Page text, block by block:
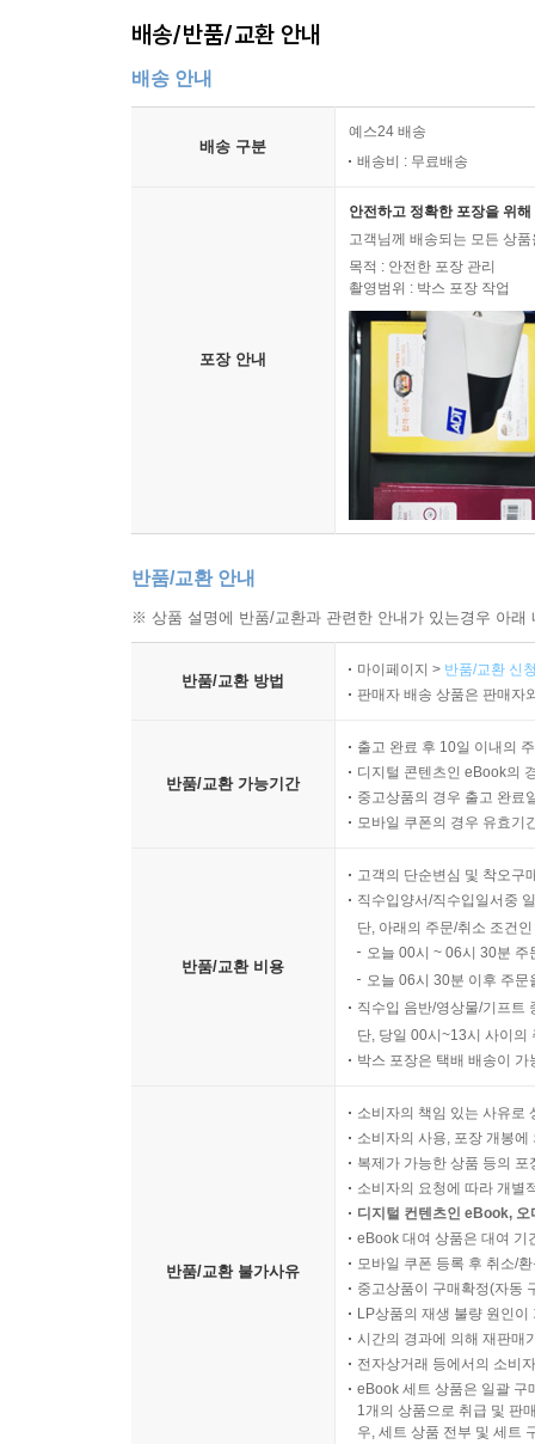
배송/반품/교환 안내
배송 안내
배송 구분
예스24 배송
배송비 : 무료배송
포장 안내
안전하고 정확한 포장을 위
고객님께 배송되는 모든 상
목적 : 안전한 포장 관리
촬영범위 : 박스 포장 작업
반품/교환 안내
※ 상품 설명에 반품/교환과 관련한 안내가 있는경우 아
반품/교환 방법
마이페이지 > 반품/교환 신
판매자 배송 상품은 판매자
반품/교환 가능기간
출고 완료 후 10일 이내의
디지털 콘텐츠인 eBook의
중고상품의 경우 출고 완료
모바일 쿠폰의 경우 유효기
반품/교환 비용
고객의 단순변심 및 착오구
직수입양서/직수입일서중
단, 아래의 주문/취소 조건
오늘 00시 ~ 06시 30분
오늘 06시 30분 이후 주
직수입 음반/영상물/기프트
단, 당일 00시~13시 사이의
박스 포장은 택배 배송이
반품/교환 불가사유
소비자의 책임 있는 사유로
소비자의 사용, 포장 개봉
복제가 가능한 상품 등의
소비자의 요청에 따라 개별
디지털 컨텐츠인 eBook,
eBook 대여 상품은 대여 기
모바일 쿠폰 등록 후 취소/
중고상품이 구매확정(자동
LP상품의 재생 불량 원인
시간의 경과에 의해 재판매
전자상거래 등에서의 소비
eBook 세트 상품은 일괄 구
1개의 상품으로 취급 및 판
우, 세트 상품 전부 및 세트